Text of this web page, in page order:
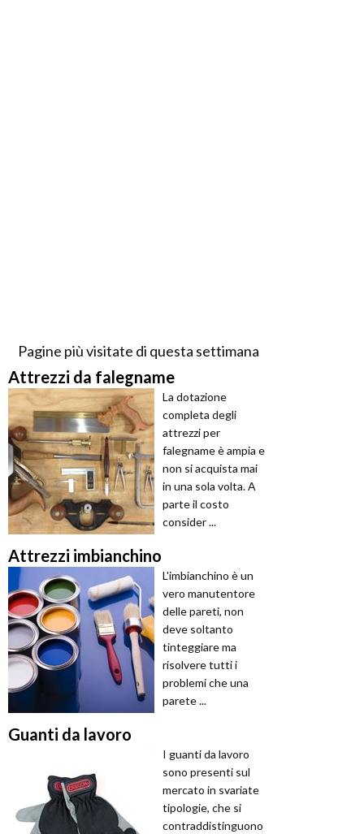
Pagine più visitate di questa settimana
Attrezzi da falegname
La dotazione
completa degli
attrezzi per
falegname è ampia e
non si acquista mai
in una sola volta. A
parte il costo
consider ...
Attrezzi imbianchino
L'imbianchino è un
vero manutentore
delle pareti, non
deve soltanto
tinteggiare ma
risolvere tutti i
problemi che una
parete ...
Guanti da lavoro
I guanti da lavoro
sono presenti sul
mercato in svariate
tipologie, che si
contraddistinguono